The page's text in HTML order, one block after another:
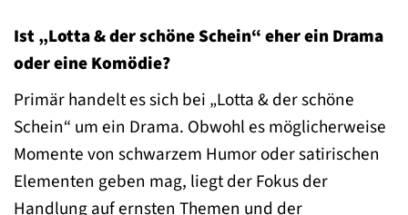
Ist „Lotta & der schöne Schein“ eher ein Drama
oder eine Komödie?
Primär handelt es sich bei „Lotta & der schöne
Schein“ um ein Drama. Obwohl es möglicherweise
Momente von schwarzem Humor oder satirischen
Elementen geben mag, liegt der Fokus der
Handlung auf ernsten Themen und der